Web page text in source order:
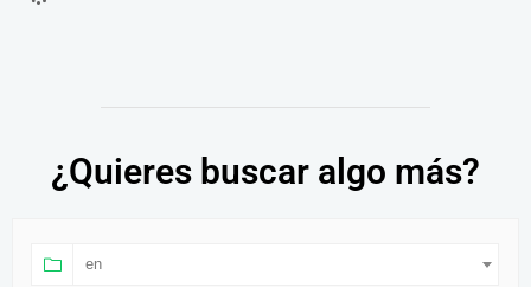
¿Quieres buscar algo más?
en